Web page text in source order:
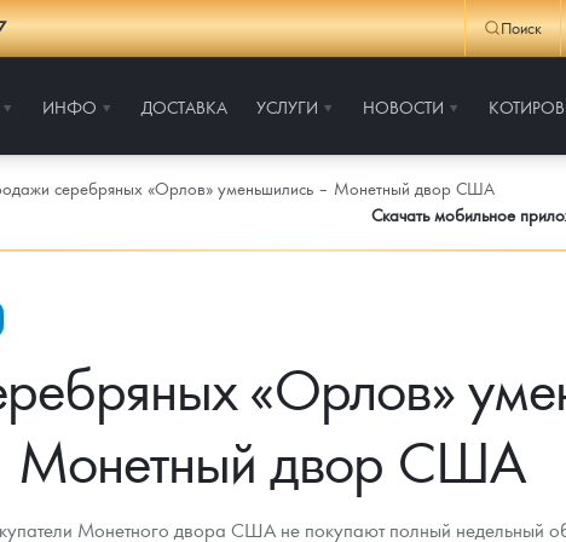
Поиск
ИНФО ДОСТАВКА УСЛУГИ НОВОСТИ
серебряных «Орлов» уменьшились – Монетный двор США
Скачать мобильное
«Орлов»
Монетный двор США
Монетного двора США не покупают полный недельный